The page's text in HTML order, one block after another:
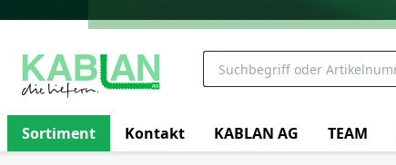
Sortiment Kontakt KABLAN AG TEAM